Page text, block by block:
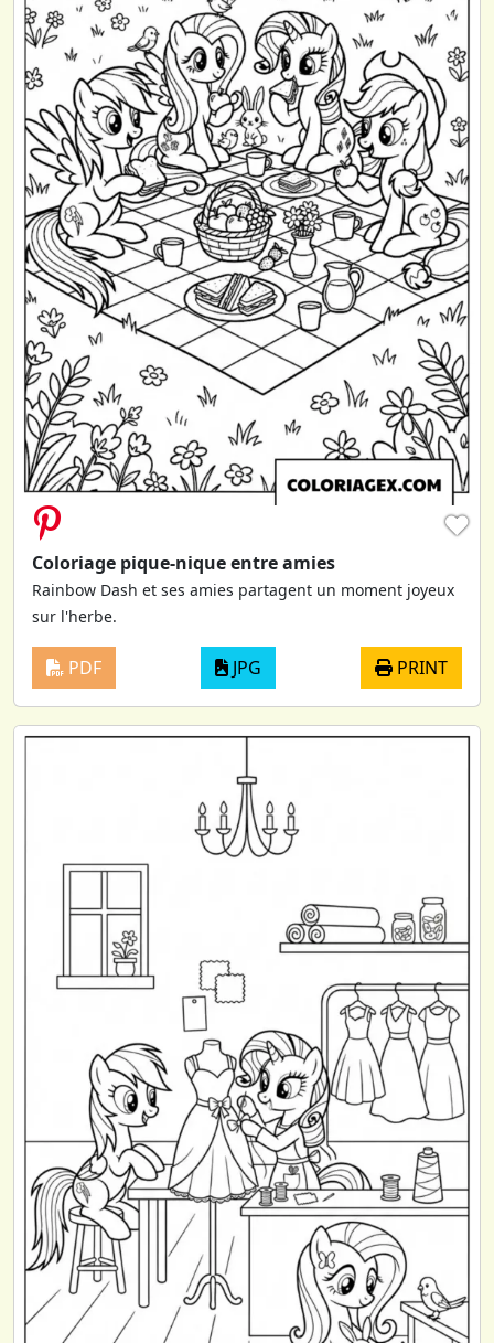
♥
Coloriage pique-nique entre amies
Rainbow Dash et ses amies partagent un moment joyeux
sur l'herbe.
PDF JPG PRINT